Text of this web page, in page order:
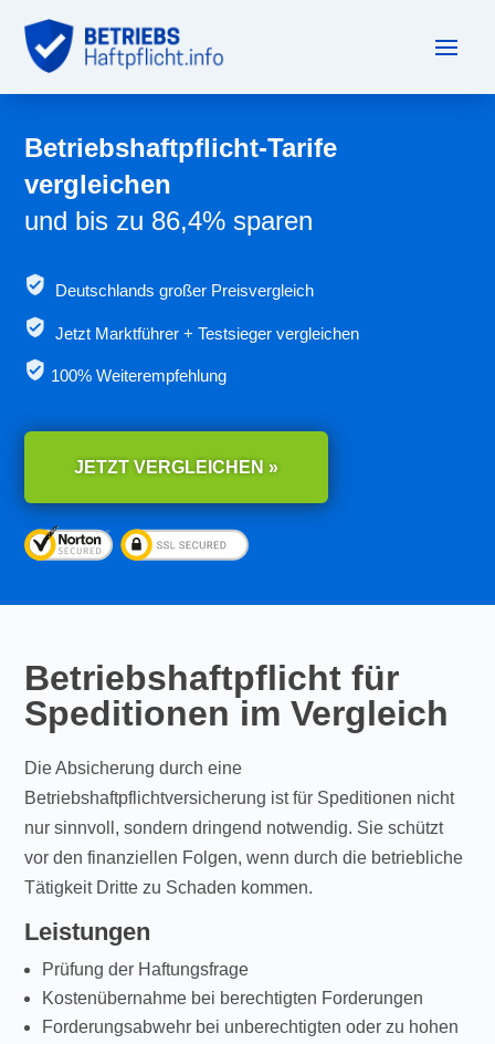
Betriebshaftpflicht-Tarife
vergleichen
und bis zu 86,4% sparen
Deutschlands großer Preisvergleich
Jetzt Marktführer + Testsieger vergleichen
100% Weiterempfehlung
JETZT VERGLEICHEN »
Betriebshaftpflicht für
Speditionen im Vergleich
Die Absicherung durch eine
Betriebshaftpflichtversicherung ist für Speditionen nicht
nur sinnvoll, sondern dringend notwendig. Sie schützt
vor den finanziellen Folgen, wenn durch die betriebliche
Tätigkeit Dritte zu Schaden kommen.
Leistungen
Prüfung der Haftungsfrage
Kostenübernahme bei berechtigten Forderungen
Forderungsabwehr bei unberechtigten oder zu hohen